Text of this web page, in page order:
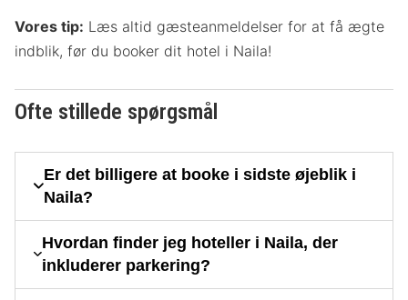
Vores tip: Læs altid gæsteanmeldelser for at få ægte
indblik, før du booker dit hotel i Naila!
Ofte stillede spørgsmål
Er det billigere at booke i sidste øjeblik i
Naila?
Hvordan finder jeg hoteller i Naila, der
inkluderer parkering?